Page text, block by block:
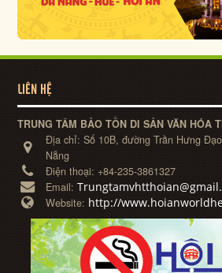
LIÊN HỆ
TRUNG TÂM BẢO TỒN DI SẢN VĂN HÓA
Địa chỉ:Số 10B, đường Trần Hưng
Nẵng
Điện thoại: +84-235-3861327
Email:
Website: http://